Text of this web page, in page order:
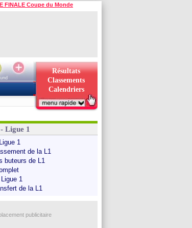
FINALE Coupe du Monde
Résultats
Classements
Calendriers
Ligue 1
1
de la L1
buteurs de L1
1
de la L1
publicitaire